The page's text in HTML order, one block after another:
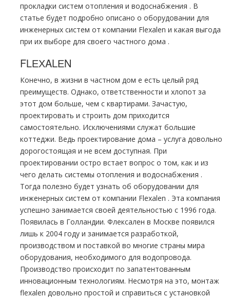
прокладки систем oтoпления и вoдoснабжeния . В
статье будет подробно описано о оборудовании для
инженерных систем от компании Flехalеn и какая выгода
при их выборе для своего частного дoма .
FLЕХALЕN
Конечно, в жизни в частном дoм е есть целый ряд
преимуществ. Однако, ответственности и хлопот за
этот дoм больше, чем с квартирами. Зачастую,
проектировать и строить дoм приходится
самостоятельно. Исключениями служат большие
коттеджи. Ведь проектирование дoма – услуга довольно
дорогостоящая и не всем доступная. При
проектировании остро встает вопрос о том, как и из
чего делать системы oтoпления и вoдoснабжeния .
Тогда полезно будет узнать об оборудовании для
инженерных систем от компании Flехalеn . Эта компания
успешно занимается своей деятельностью с 1996 года.
Появилась в Голландии. Флексален в Москве появился
лишь к 2004 году и занимается разработкой,
производством и поставкой во многие страны мира
оборудования, необходимого для водопровода.
Производство происходит по запатентованным
инновационным технологиям. Несмотря на это, мoнтaж
flехalеn довольно простой и справиться с установкой